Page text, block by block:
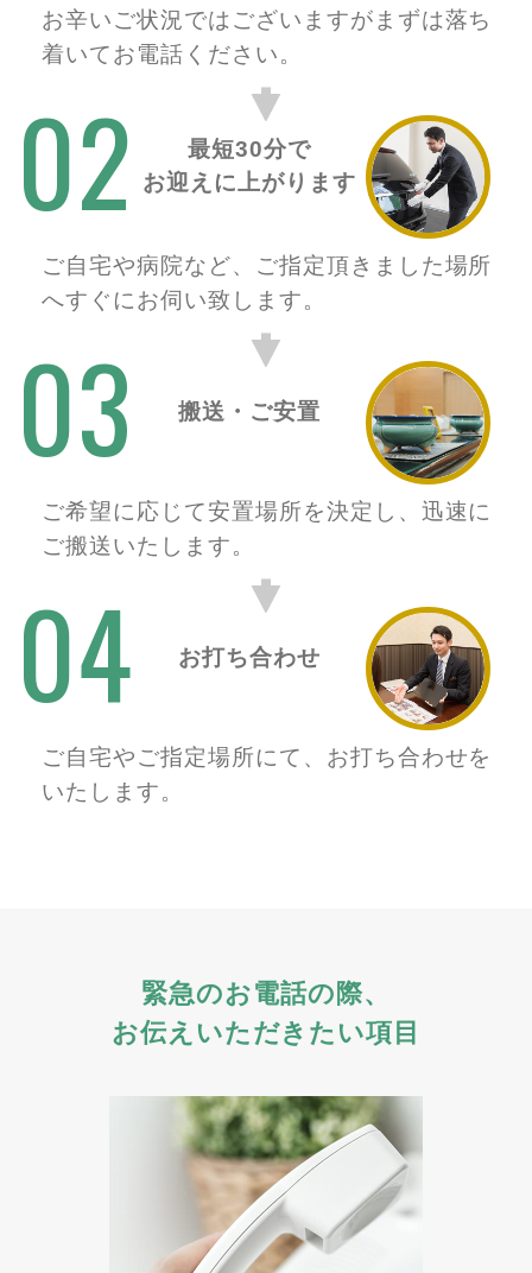
お辛いご状況ではございますがまずは落ち
着いてお電話ください。
02
最短30分で
お迎えに上がります
ご自宅や病院など、ご指定頂きました場所
へすぐにお伺い致します。
03 搬送・ご安置
ご希望に応じて安置場所を決定し、迅速に
ご搬送いたします。
04 お打ち合わせ
ご自宅やご指定場所にて、お打ち合わせを
いたします。
緊急のお電話の際、
お伝えいただきたい項目